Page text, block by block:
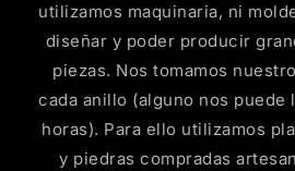
utilizamos maquinaria, ni
diseñar y poder producir
piezas. Nos tomamos
cada anillo (alguno nos puede
horas). Para ello utilizamos
y piedras compradas